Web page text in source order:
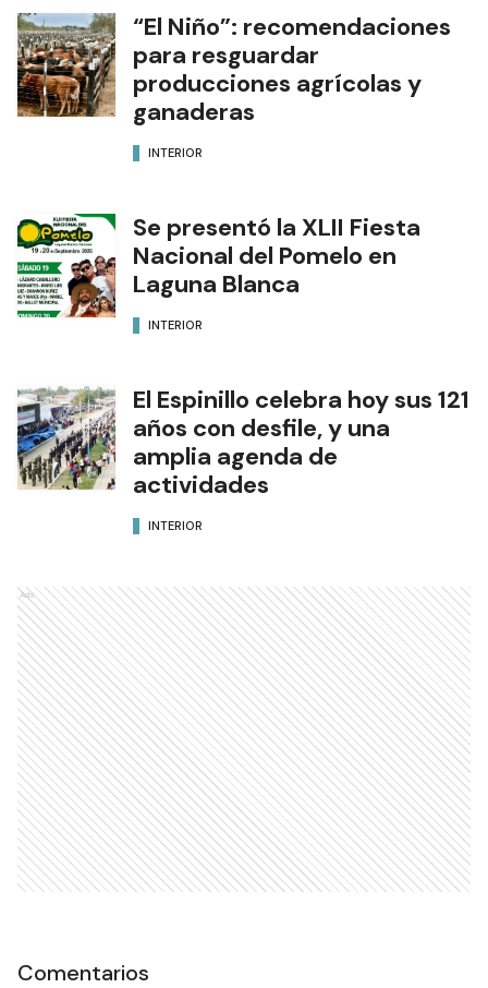
“El Niño”: recomendaciones
para resguardar
producciones agrícolas y
ganaderas
INTERIOR
Se presentó la XLII Fiesta
Nacional del Pomelo en
Laguna Blanca
INTERIOR
El Espinillo celebra hoy sus 121
años con desfile, y una
amplia agenda de
actividades
INTERIOR
Ads
Comentarios